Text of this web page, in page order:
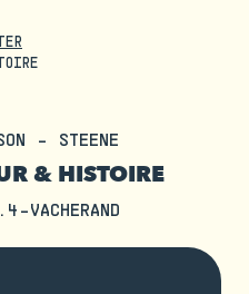
- STEENE
& HISTOIRE
VACHERAND